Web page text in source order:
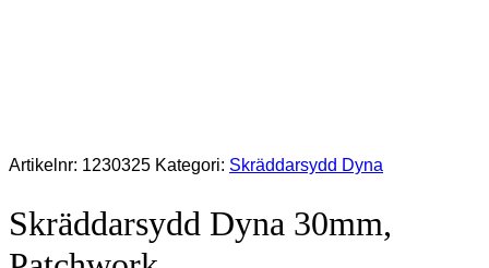
Artikelnr: 1230325 Kategori: Skräddarsydd Dyna
Skräddarsydd Dyna 30mm,